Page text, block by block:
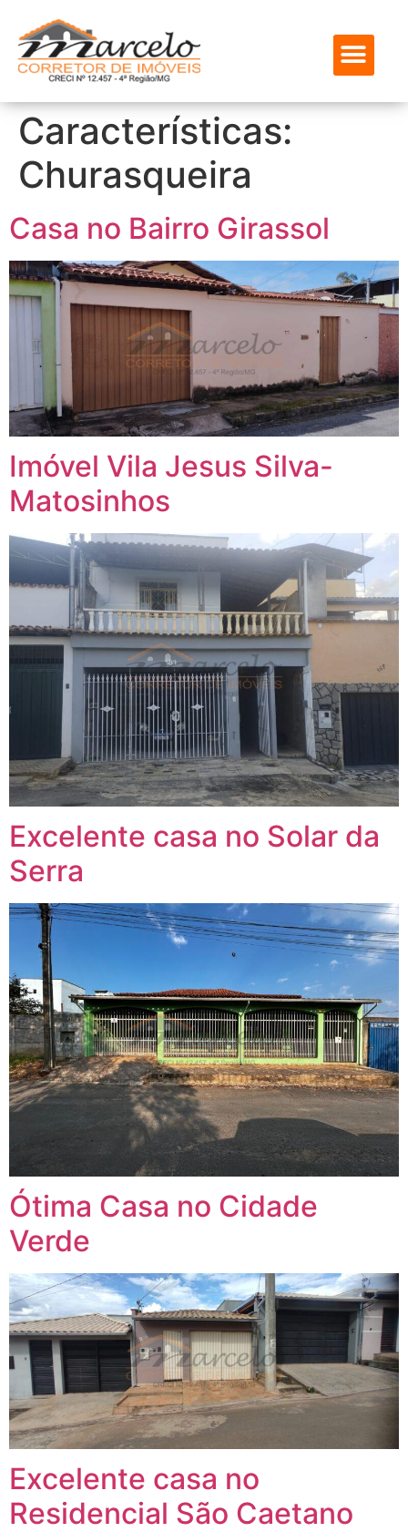
Características:
Churasqueira
Casa no Bairro Girassol
Imóvel Vila Jesus Silva-
Matosinhos
Excelente casa no Solar da
Serra
Ótima Casa no Cidade
Verde
Excelente casa no
Residencial São Caetano